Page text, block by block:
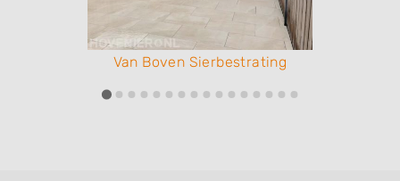
Van Boven Sierbestrating